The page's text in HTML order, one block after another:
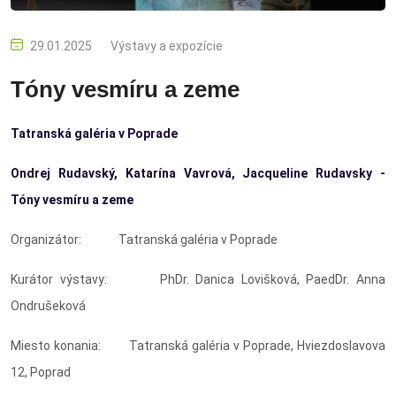
29.01.2025 Výstavy a expozície
Tóny vesmíru a zeme
Tatranská galéria v Poprade
Ondrej Rudavský, Katarína Vavrová, Jacqueline Rudavsky -
Tóny vesmíru a zeme
Organizátor: Tatranská galéria v Poprade
Kurátor výstavy: PhDr. Danica Lovišková, PaedDr. Anna
Ondrušeková
Miesto konania: Tatranská galéria v Poprade, Hviezdoslavova
12, Poprad